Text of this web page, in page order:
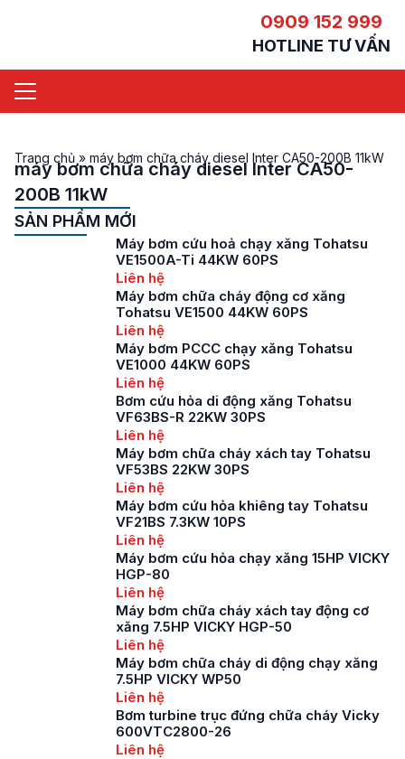
0909 152 999
HOTLINE TƯ VẤN
Trang chủ » máy bơm chữa cháy diesel Inter CA50-200B 11kW
máy bơm chữa cháy diesel Inter CA50-
200B 11kW
SẢN PHẨM MỚI
Máy bơm cứu hoả chạy xăng Tohatsu
VE1500A-Ti 44KW 60PS
Liên hệ
Máy bơm chữa cháy động cơ xăng
Tohatsu VE1500 44KW 60PS
Liên hệ
Máy bơm PCCC chạy xăng Tohatsu
VE1000 44KW 60PS
Liên hệ
Bơm cứu hỏa di động xăng Tohatsu
VF63BS-R 22KW 30PS
Liên hệ
Máy bơm chữa cháy xách tay Tohatsu
VF53BS 22KW 30PS
Liên hệ
Máy bơm cứu hỏa khiêng tay Tohatsu
VF21BS 7.3KW 10PS
Liên hệ
Máy bơm cứu hỏa chạy xăng 15HP VICKY
HGP-80
Liên hệ
Máy bơm chữa cháy xách tay động cơ
xăng 7.5HP VICKY HGP-50
Liên hệ
Máy bơm chữa cháy di động chạy xăng
7.5HP VICKY WP50
Liên hệ
Bơm turbine trục đứng chữa cháy Vicky
600VTC2800-26
Liên hệ